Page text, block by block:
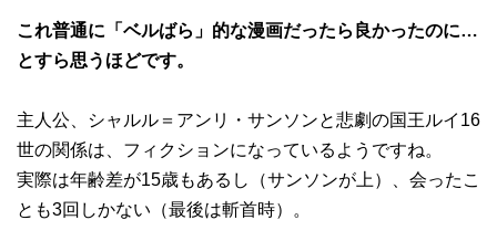
これ普通に「ベルばら」的な漫画だったら良かったのに…
とすら思うほどです。
主人公、シャルル＝アンリ・サンソンと悲劇の国王ルイ16
世の関係は、フィクションになっているようですね。
実際は年齢差が15歳もあるし（サンソンが上）、会ったこ
とも3回しかない（最後は斬首時）。